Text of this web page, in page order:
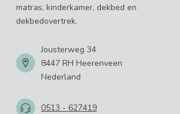
matras, kinderkamer, dekbed en
dekbedovertrek.
Jousterweg 34
8447 RH Heerenveen
Nederland
0513 - 627419